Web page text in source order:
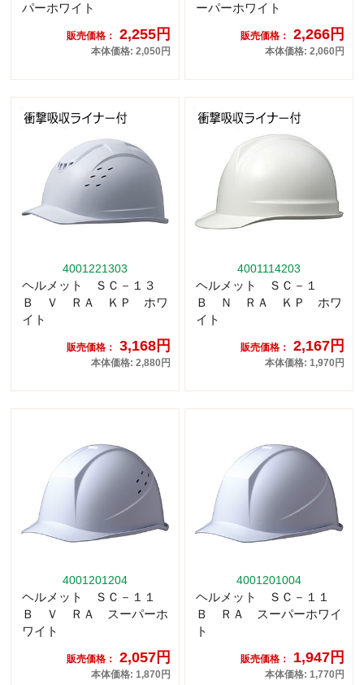
パーホワイト
販売価格： 2,255円
本体価格: 2,050円
ーパーホワイト
販売価格： 2,266円
本体価格: 2,060円
4001221303
ヘルメット ＳＣ－１３
Ｂ Ｖ ＲＡ ＫＰ ホワ
イト
販売価格： 3,168円
本体価格: 2,880円
4001114203
ヘルメット ＳＣ－１
Ｂ Ｎ ＲＡ ＫＰ ホワ
イト
販売価格： 2,167円
本体価格: 1,970円
4001201204
ヘルメット ＳＣ－１１
Ｂ Ｖ ＲＡ スーパーホ
ワイト
販売価格： 2,057円
本体価格: 1,870円
4001201004
ヘルメット ＳＣ－１１
Ｂ ＲＡ スーパーホワイ
ト
販売価格： 1,947円
本体価格: 1,770円